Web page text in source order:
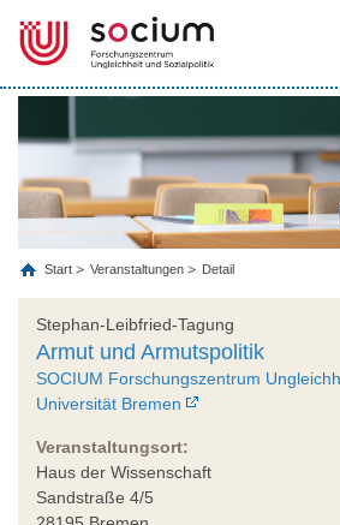
Start Veranstaltungen Detail
Stephan-Leibfried-Tagung
Armut und Armutspolitik
SOCIUM Forschungszentrum
Universität Bremen
Veranstaltungsort:
Haus der Wissenschaft
Sandstraße 4/5